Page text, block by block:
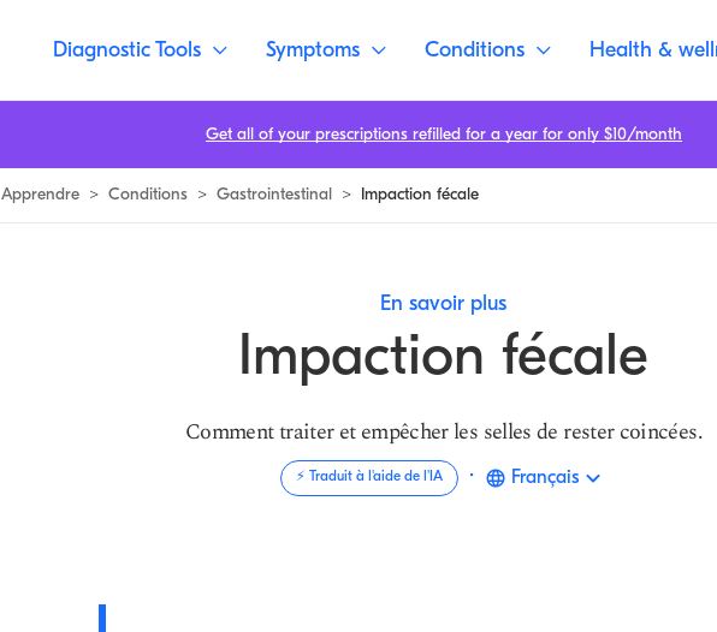
Diagnostic Tools Symptoms Conditions Health &
Apprendre > Conditions > Gastrointestinal > Impaction fécale
En savoir plus
Impaction fécale
Comment traiter et empêcher les selles de rester coincées.
⚡️ Traduit à l'aide de l'IA · Français
Get all of your prescriptions refilled for a year for only $10/month